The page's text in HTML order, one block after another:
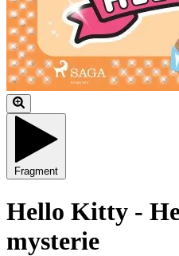
Fragment
Hello Kitty -
mysterie